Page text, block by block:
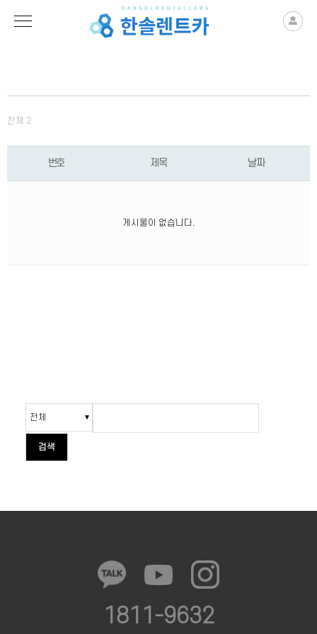
전체 2
번호 제목 날짜
게시물이 없습니다.
검색
1811-9632